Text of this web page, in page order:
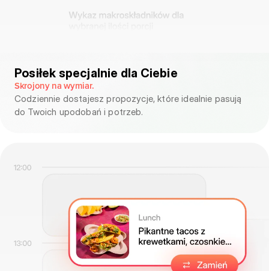
Posiłek specjalnie dla Ciebie
Skrojony na wymiar.
Codziennie dostajesz propozycje, które idealnie pasują
do Twoich upodobań i potrzeb.